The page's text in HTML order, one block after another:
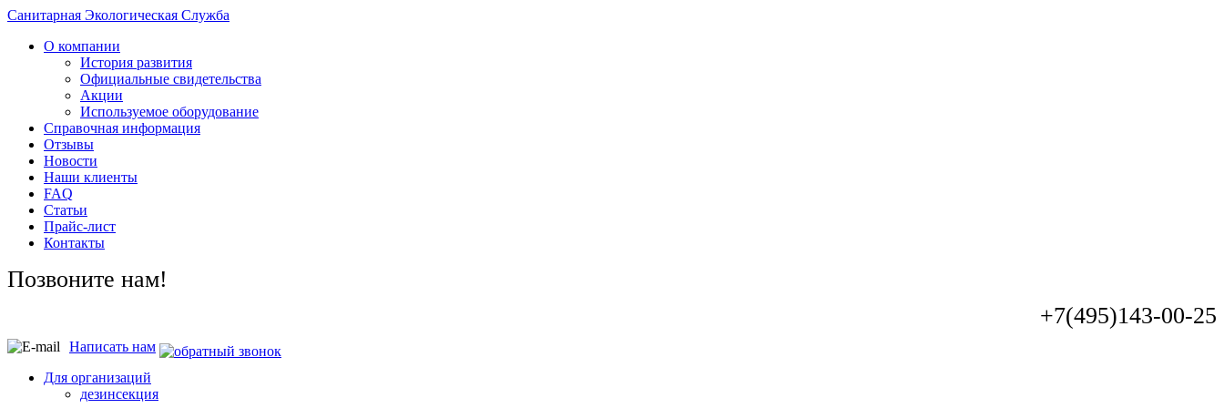
Санитарная Экологическая Служба
О компании
История развития
Официальные свидетельства
Акции
Используемое оборудование
Справочная информация
Отзывы
Новости
Наши клиенты
FAQ
Статьи
Прайс-лист
Контакты
Позвоните нам!
+7(495)143-00-25
Написать нам
Для организаций
дезинсекция